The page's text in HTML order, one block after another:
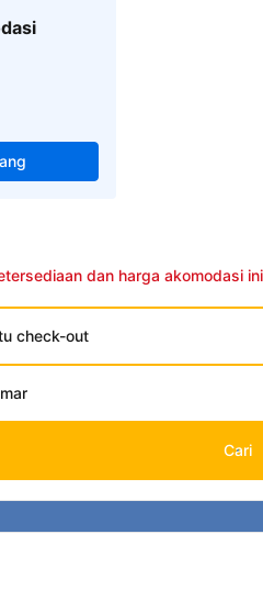
dan harga akomodasi ini
check-out
Cari